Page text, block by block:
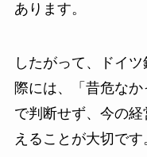
あります。
したがって、ドイ
際には、「昔危な
で判断せず、今の
えることが大切です